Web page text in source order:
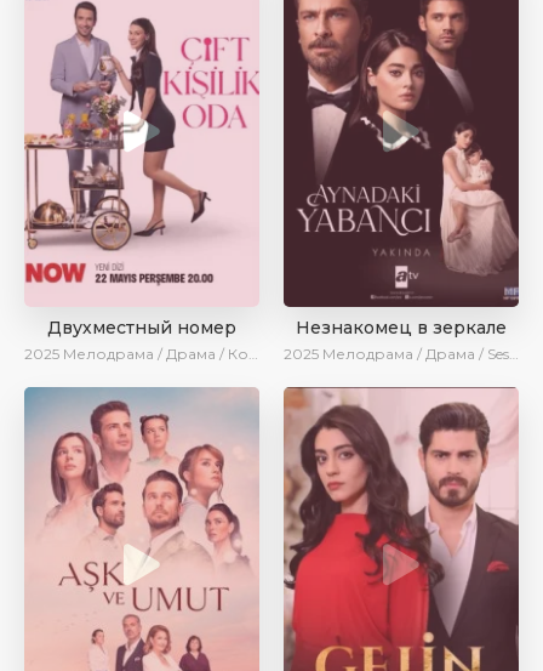
Двухместный номер
2025 Мелодрама / Драма / Комедия / Новинки / Сериалы 2025
Незнакомец в зеркале
2025 Мелодрама / Драма / SesDizi / AlisaDirilis / Новинки / Сериалы 2025